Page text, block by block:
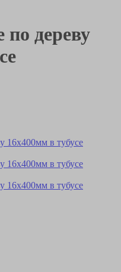
по дереву